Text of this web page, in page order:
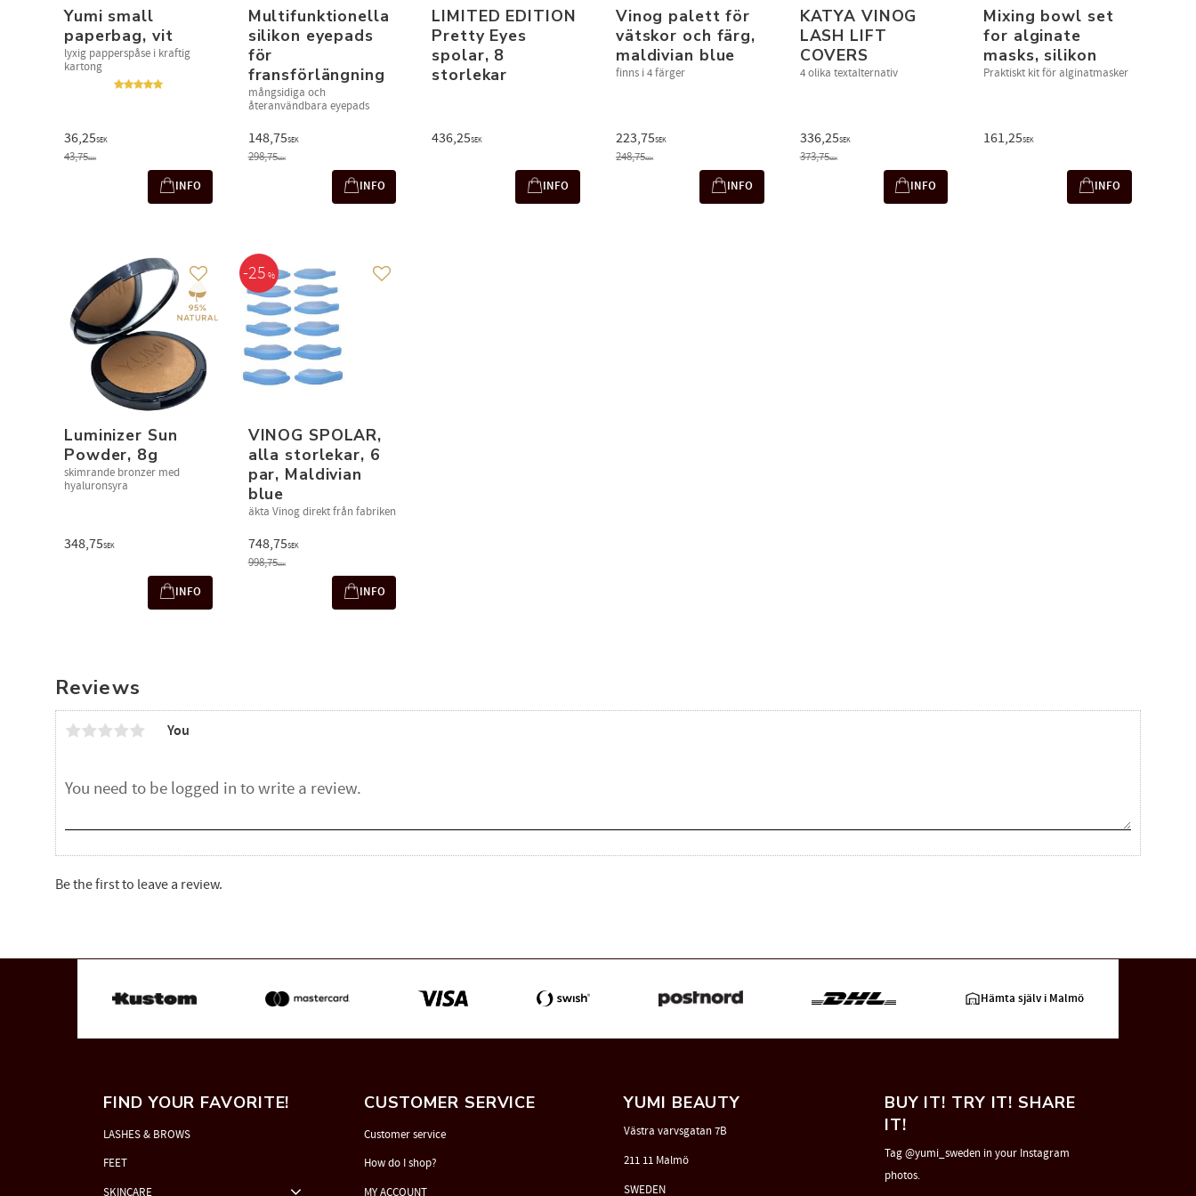
Reviews
You
Be the first to leave a review.
Yumi small
paperbag, vit
lyxig papperspåse i kraftig
kartong
36,25SEK
43,75SEK
INFO
Multifunktionella
silikon eyepads
för
fransförlängning
mångsidiga och
återanvändbara eyepads
148,75SEK
298,75SEK
INFO
LIMITED EDITION
Pretty Eyes
spolar, 8
storlekar
436,25SEK
INFO
Vinog palett för
vätskor och färg,
maldivian blue
finns i 4 färger
223,75SEK
248,75SEK
INFO
KATYA VINOG
LASH LIFT
COVERS
4 olika textalternativ
336,25SEK
373,75SEK
INFO
Mixing bowl set
for alginate
masks, silikon
Praktiskt kit för alginatmasker
161,25SEK
INFO
Luminizer Sun
Powder, 8g
skimrande bronzer med
hyaluronsyra
348,75SEK
Add to favorites
INFO
VINOG SPOLAR,
alla storlekar, 6
par, Maldivian
blue
äkta Vinog direkt från fabriken
748,75SEK
998,75SEK
25 % Add to favorites
INFO
Hämta själv i Malmö
FIND YOUR FAVORITE!
LASHES & BROWS
FEET
SKINCARE
CUSTOMER SERVICE
Customer service
How do I shop?
MY ACCOUNT
YUMI BEAUTY
Västra varvsgatan 7B
211 11 Malmö
SWEDEN
BUY IT! TRY IT! SHARE
IT!
Tag @yumi_sweden in your Instagram
photos.